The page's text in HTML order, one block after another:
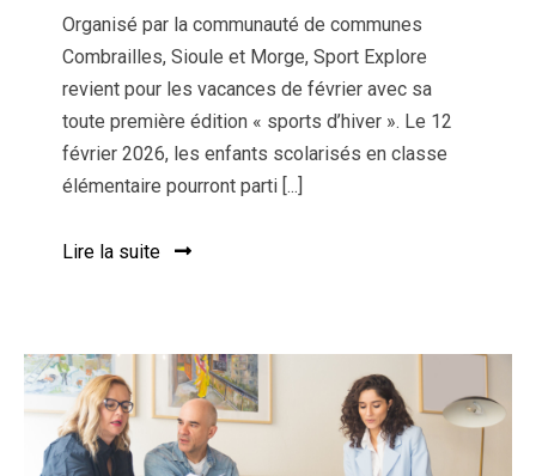
Organisé par la communauté de communes
Combrailles, Sioule et Morge, Sport Explore
revient pour les vacances de février avec sa
toute première édition « sports d’hiver ». Le 12
février 2026, les enfants scolarisés en classe
élémentaire pourront parti [...]
Lire la suite